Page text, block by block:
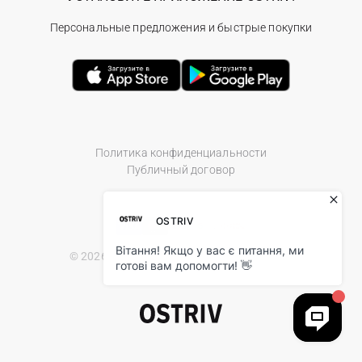
Политика конфиденциальности
Публичный договор
© 2026 Ostriv.ua Store. All Rights Reserved.
Персональные предложения и быстрые покупки